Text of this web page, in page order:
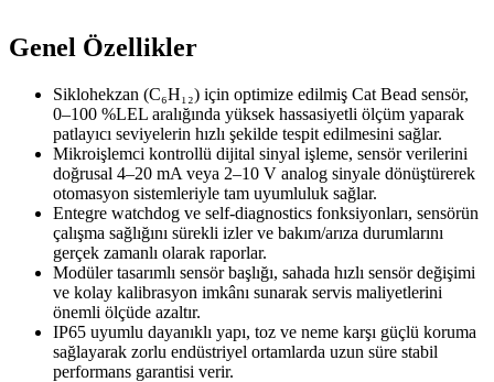
Genel Özellikler
Siklohekzan (C₆H₁₂) için optimize edilmiş Cat Bead sensör,
0–100 %LEL aralığında yüksek hassasiyetli ölçüm yaparak
patlayıcı seviyelerin hızlı şekilde tespit edilmesini sağlar.
Mikroişlemci kontrollü dijital sinyal işleme, sensör verilerini
doğrusal 4–20 mA veya 2–10 V analog sinyale dönüştürerek
otomasyon sistemleriyle tam uyumluluk sağlar.
Entegre watchdog ve self-diagnostics fonksiyonları, sensörün
çalışma sağlığını sürekli izler ve bakım/arıza durumlarını
gerçek zamanlı olarak raporlar.
Modüler tasarımlı sensör başlığı, sahada hızlı sensör değişimi
ve kolay kalibrasyon imkânı sunarak servis maliyetlerini
önemli ölçüde azaltır.
IP65 uyumlu dayanıklı yapı, toz ve neme karşı güçlü koruma
sağlayarak zorlu endüstriyel ortamlarda uzun süre stabil
performans garantisi verir.